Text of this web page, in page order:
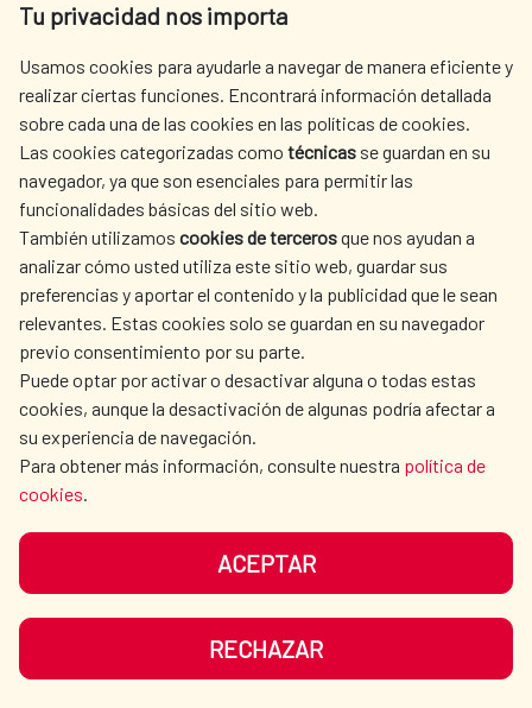
Alianzas para el Desarrollo Sostenible:
Alianza para el Desarrollo Sostenible entre
España y Egipto 2025-2030
Alianza para el Desarrollo Sostenible España-
Egipto 2025-2030 (Árabe)
Sustainable Development Alliance between
Spain - Egypt 2025-2030
Alianza para el Desarrollo Sostenible España-
Panamá 2026–2030
Alianza para el Desarrollo de España y
Tu privacidad nos importa
Usamos cookies para ayudarle a navegar de manera eficiente y
realizar ciertas funciones. Encontrará información detallada
sobre cada una de las cookies en las políticas de cookies.
Las cookies categorizadas como técnicas se guardan en su
navegador, ya que son esenciales para permitir las
funcionalidades básicas del sitio web.
También utilizamos cookies de tercerosque nos ayudan a
analizar cómo usted utiliza este sitio web, guardar sus
preferencias y aportar el contenido y la publicidad que le sean
relevantes. Estas cookies solo se guardan en su navegador
previo consentimiento por su parte.
Puede optar por activar o desactivar alguna o todas estas
cookies, aunque la desactivación de algunas podría afectar a
su experiencia de navegación.
Para obtener más información, consulte nuestra política de
cookies.
ACEPTAR
RECHAZAR
Tel. +34 900 20 30 54​​​​​​​
AECID
WHERE DO WE COOPERATE?
SPANISH HUMANITARIAN
ACTION
PRESS ROOM
CULTURE AND SCIENCE LIBRARY
OUR SOCIAL MEDIA
DATA PROTECTION
SITEMAP